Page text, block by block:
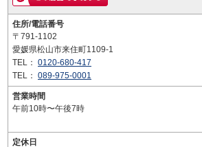
住所/電話番号
〒791-1102
愛媛県松山市来住町1109-1
TEL： 0120-680-417
TEL： 089-975-0001
営業時間
午前10時〜午後7時
定休日